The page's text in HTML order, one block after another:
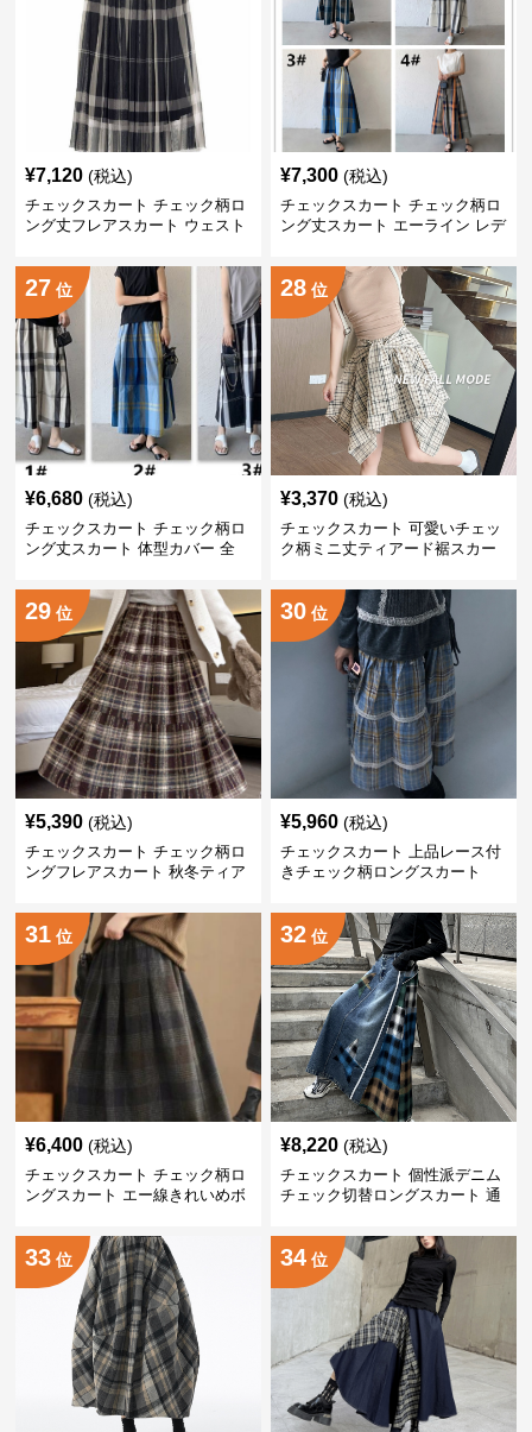
¥7,120 (税込)
チェックスカート チェック柄ロ
ング丈フレアスカート ウェスト
¥7,300 (税込)
チェックスカート チェック柄ロ
ング丈スカート エーライン レデ
27 位
¥6,680 (税込)
チェックスカート チェック柄ロ
ング丈スカート 体型カバー 全
28 位
¥3,370 (税込)
チェックスカート 可愛いチェッ
ク柄ミニ丈ティアード裾スカー
29 位
¥5,390 (税込)
チェックスカート チェック柄ロ
ングフレアスカート 秋冬ティア
30 位
¥5,960 (税込)
チェックスカート 上品レース付
きチェック柄ロングスカート
31 位
¥6,400 (税込)
チェックスカート チェック柄ロ
ングスカート エー線きれいめボ
32 位
¥8,220 (税込)
チェックスカート 個性派デニム
チェック切替ロングスカート 通
33 位 34 位